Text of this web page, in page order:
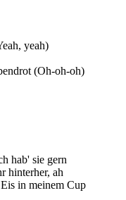
yeah)
(Oh-oh-oh)
hab' sie gern
hinterher, ah
in meinem Cup